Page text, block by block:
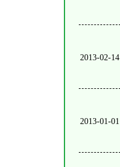
2013-02-14
2013-01-01